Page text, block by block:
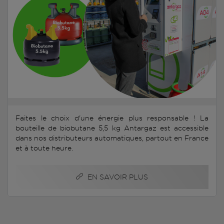
Faites le choix d'une énergie plus responsable ! La
bouteille de biobutane 5,5 kg Antargaz est accessible
dans nos distributeurs automatiques, partout en France
et à toute heure.
EN SAVOIR PLUS